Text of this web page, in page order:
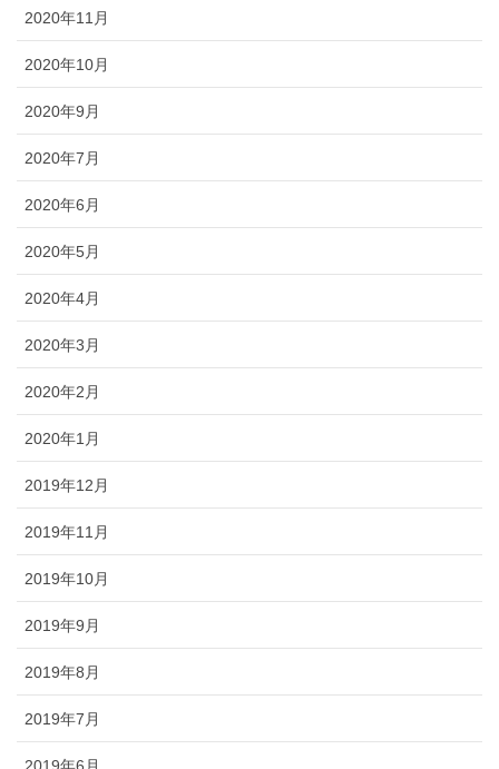
2020年11月
2020年10月
2020年9月
2020年7月
2020年6月
2020年5月
2020年4月
2020年3月
2020年2月
2020年1月
2019年12月
2019年11月
2019年10月
2019年9月
2019年8月
2019年7月
2019年6月